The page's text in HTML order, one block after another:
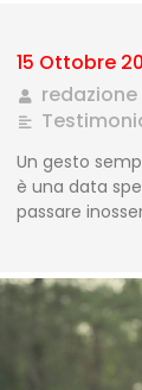
15 Ottobre
redazione
Un gesto
è una data
passare